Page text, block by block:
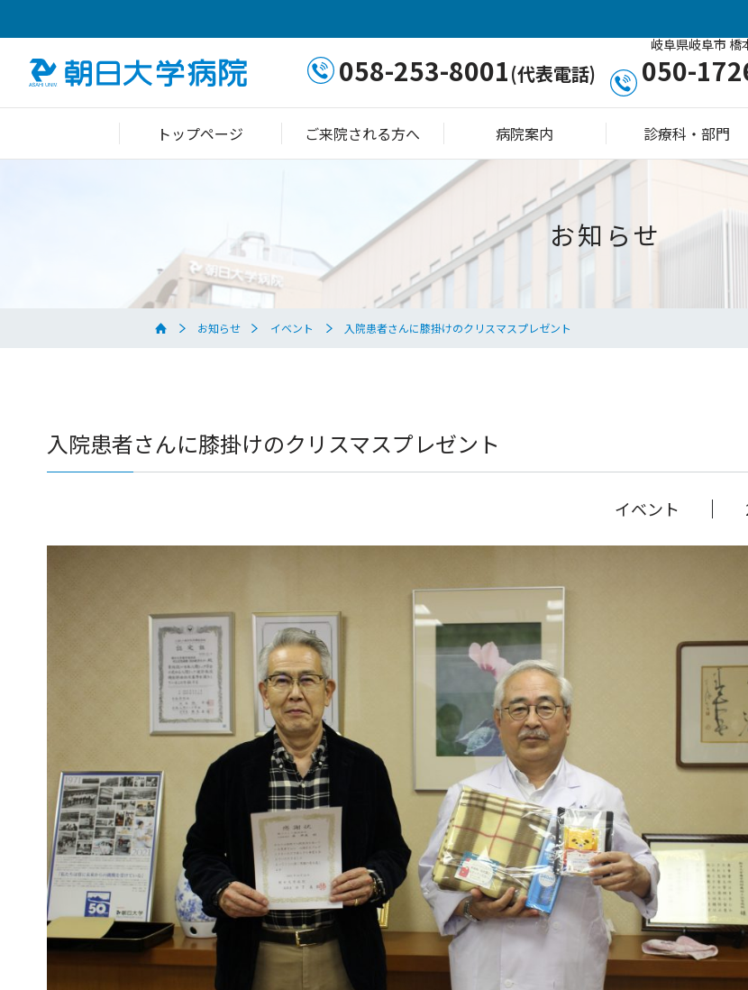
岐阜県岐阜市 橋
058-253-8001(代表電話) 050-
トップページ ご来院される方へ 病院案内 診療科・部門
お知らせ
お知らせ イベント 入院患者さんに膝掛けのクリスマスプレゼント
入院患者さんに膝掛けのクリスマスプレゼント
イベント